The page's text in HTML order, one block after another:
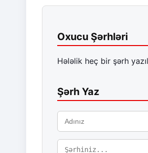
Oxucu Şərhləri
Hələlik heç bir şərh
Şərh Yaz